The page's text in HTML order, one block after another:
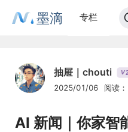
墨滴 专栏
抽屉｜chouti V
2025/01/06 阅读
AI 新闻｜你家智